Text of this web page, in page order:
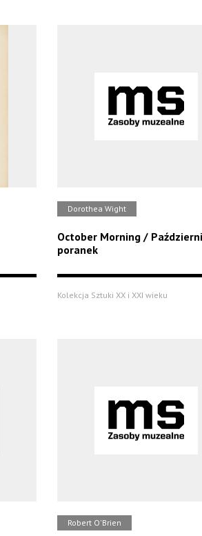
Dorothea Wight
October Morning /
poranek
Kolekcja Sztuki XX i XXI wieku
Robert O'Brien